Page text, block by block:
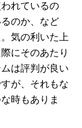
れているの
のか、など
気の利いた上
にそのあたり
は評判が良い
が、それもな
時もありま